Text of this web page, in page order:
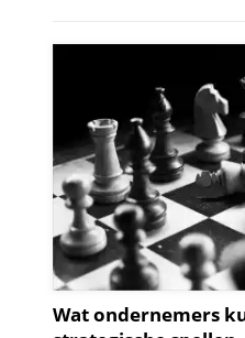
Wat ondernemers